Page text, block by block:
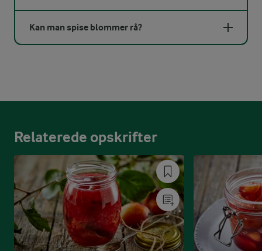
Kan man spise blommer rå?
Relaterede opskrifter